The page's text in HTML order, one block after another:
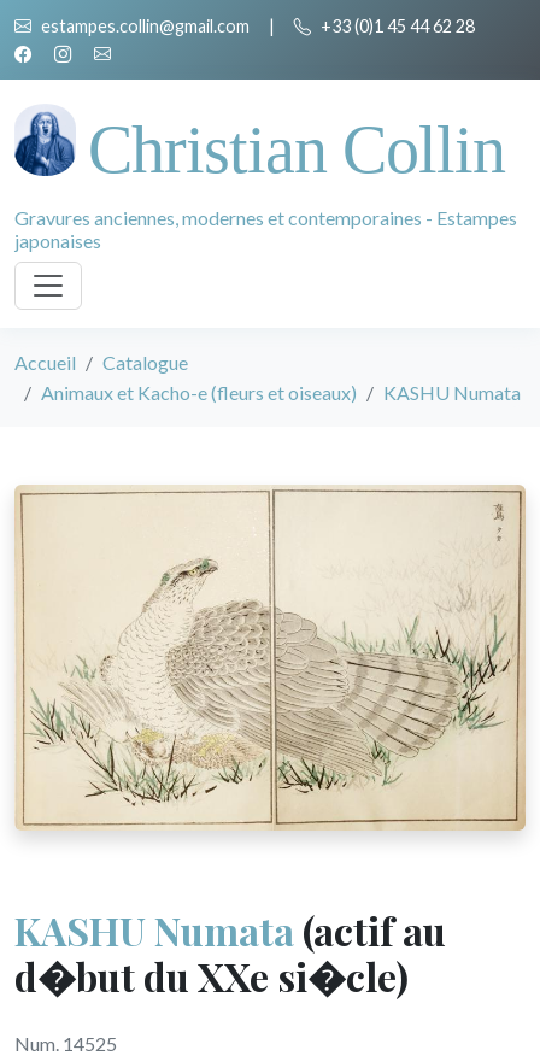
estampes.collin@gmail.com | +33 (0)1 45 44 62 28
Christian Collin
Gravures anciennes, modernes et contemporaines - Estampes
japonaises
Accueil
Catalogue
Animaux et Kacho-e (fleurs et oiseaux)
KASHU Numata
KASHU Numata(actif au
d�but du XXe si�cle)
Num. 14525